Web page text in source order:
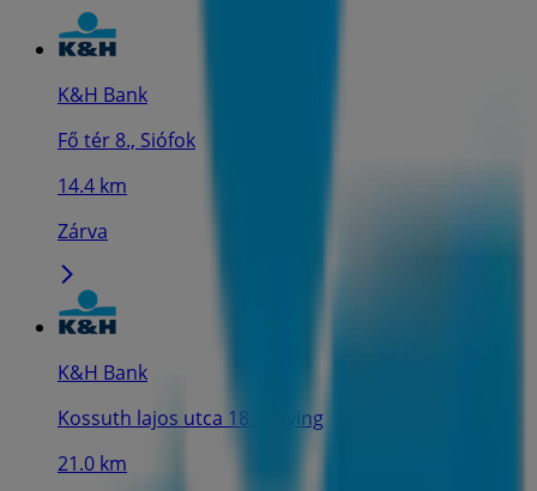
K&H Bank
Fő tér 8., Siófok
14.4 km
Zárva
K&H Bank
Kossuth lajos utca 18., Enying
21.0 km